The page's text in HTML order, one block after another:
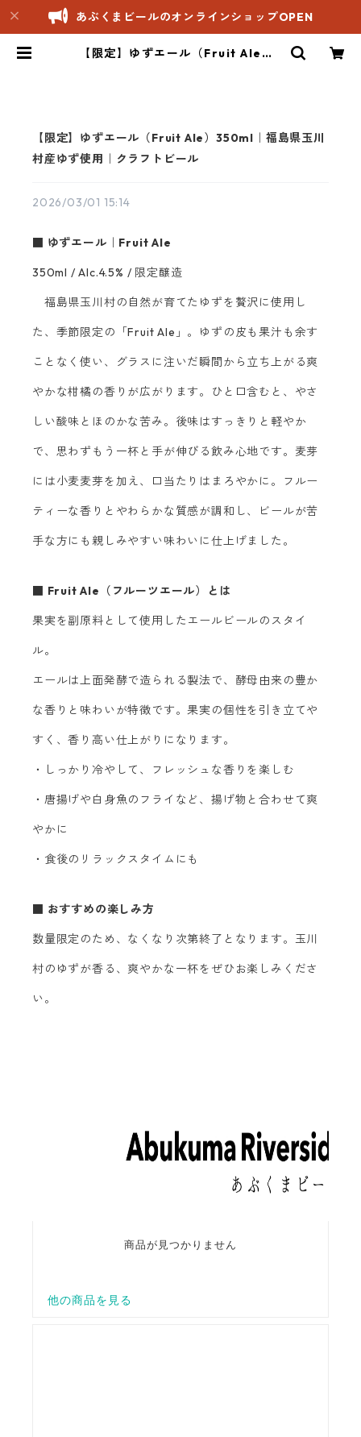
あぶくまビールのオンラインショップOPEN
【限定】ゆずエール（Fruit Ale）3
【限定】ゆずエール（Fruit Ale）350ml｜福島県玉川
村産ゆず使用｜クラフトビール
2026/03/01 15:14
■ ゆずエール｜Fruit Ale
350ml / Alc.4.5% / 限定醸造
福島県玉川村の自然が育てたゆずを贅沢に使用し
た、季節限定の「Fruit Ale」。ゆずの皮も果汁も余す
ことなく使い、グラスに注いだ瞬間から立ち上がる爽
やかな柑橘の香りが広がります。ひと口含むと、やさ
しい酸味とほのかな苦み。後味はすっきりと軽やか
で、思わずもう一杯と手が伸びる飲み心地です。麦芽
には小麦麦芽を加え、口当たりはまろやかに。フルー
ティーな香りとやわらかな質感が調和し、ビールが苦
手な方にも親しみやすい味わいに仕上げました。
■ Fruit Ale（フルーツエール）とは
果実を副原料として使用したエールビールのスタイ
ル。
エールは上面発酵で造られる製法で、酵母由来の豊か
な香りと味わいが特徴です。果実の個性を引き立てや
すく、香り高い仕上がりになります。
・しっかり冷やして、フレッシュな香りを楽しむ
・唐揚げや白身魚のフライなど、揚げ物と合わせて爽
やかに
・食後のリラックスタイムにも
■ おすすめの楽しみ方
数量限定のため、なくなり次第終了となります。玉川
村のゆずが香る、爽やかな一杯をぜひお楽しみくださ
い。